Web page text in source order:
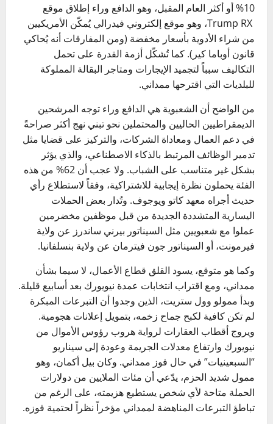
10% أو أكثر العام المقبل، وهو الدافع وراء إطلاق موقع
Trump RX، وهو موقع إلكتروني فيدرالي يُمكّن الأمريكيين
من شراء الأدوية بأسعار مخفضة (ومن المفارقات أنه يُحاكي
قانون أوباما كير). كما تُشكّل أزمة القدرة على تحمل
التكاليف سبباً لتجميد الإيجارات ومتاجر البقالة المملوكة
للبلديات التي اقترحها ممداني.
من الواضح أن الشعبوية هي الدافع وراء توجه المرشحين
الديمقراطيين الحاليين والمحتملين نحو تبني نهج أكثر صراحةً
في دعم العمال ومعاداة الشركات، والتركيز على قضايا مثل
تدمير الوظائف المرتبط بالذكاء الاصطناعي، والذي يؤثر
بشكل غير متناسب على الشباب. ولا عجب أن 62% من هذه
الفئة يحملون نظرة إيجابية للاشتراكية، وفقاً لاستطلاع رأي
حديث أجراه معهد كاتو ويوجوف. وتُدار بعض الحملات
اليسارية المتشددة الجديدة من قبل موظفين مخضرمين
عملوا مع شعبويين مثل السيناتور بيرني ساندرز عن ولاية
فيرمونت، أو السيناتور جون فيترمان عن ولاية بنسلفانيا.
وكما هو متوقع، يسود القلق قطاع الأعمال، لا سيما بشأن
ممداني، ومع اقتراب انتخابات عمدة نيويورك بعد أسابيع قليلة.
وبدأ ممولو وول ستريت، الذين وجدوا أن التبرعات المبكرة
لم تكن كافية لكبح جماح زخمه، بتمويل إعلانات هجومية.
ويروج أقطاب العقارات لرواية هروب رؤوس الأموال من
نيويورك وارتفاع معدلات الجريمة وعودة إلى سيناريو
“السبعينيات” في حال فوز ممداني. وكان بيل أكمان، وهو
ممول شديد الحزم، يدّعي أن مئات الملايين من دولارات
الحملة متاحة لأي شخص يستطيع هزيمته، على الرغم من
تباطؤ التبرعات المناهضة لممداني مؤخراً نظراً لحتمية فوزه.